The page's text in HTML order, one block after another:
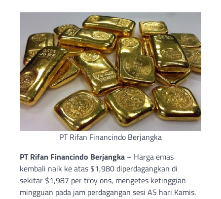
PT Rifan Financindo Berjangka
PT Rifan Financindo Berjangka – Harga emas
kembali naik ke atas $1,980 diperdagangkan di
sekitar $1,987 per troy ons, mengetes ketinggian
mingguan pada jam perdagangan sesi AS hari Kamis.